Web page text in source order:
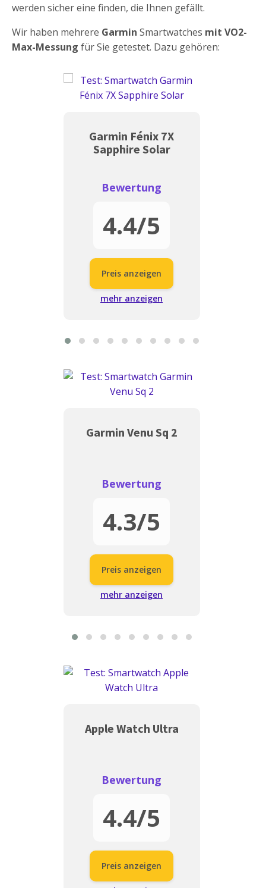
werden sicher eine finden, die Ihnen gefällt.
Wir haben mehrere Garmin Smartwatches mit VO2-
Max-Messung für Sie getestet. Dazu gehören:
Garmin Fénix 7X
Sapphire Solar
Bewertung
4.4/5
Preis anzeigen
mehr anzeigen
Garmin Venu Sq 2
Bewertung
4.3/5
Preis anzeigen
mehr anzeigen
Apple Watch Ultra
Bewertung
4.4/5
Preis anzeigen